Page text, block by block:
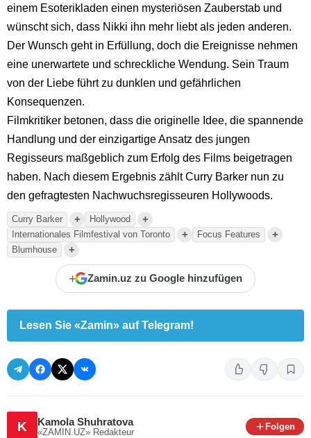
einem Esoterikladen einen mysteriösen Zauberstab und
wünscht sich, dass Nikki ihn mehr liebt als jeden anderen.
Der Wunsch geht in Erfüllung, doch die Ereignisse nehmen
eine unerwartete und schreckliche Wendung. Sein Traum
von der Liebe führt zu dunklen und gefährlichen
Konsequenzen.
Filmkritiker betonen, dass die originelle Idee, die spannende
Handlung und der einzigartige Ansatz des jungen
Regisseurs maßgeblich zum Erfolg des Films beigetragen
haben. Nach diesem Ergebnis zählt Curry Barker nun zu
den gefragtesten Nachwuchsregisseuren Hollywoods.
Curry Barker + Hollywood +
Internationales Filmfestival von Toronto + Focus Features +
Blumhouse +
+ Zamin.uz zu Google hinzufügen
Lesen Sie «Zamin» auf Telegram!
K Kamola Shuhratova
«ZAMIN.UZ» Redakteur
Folgen